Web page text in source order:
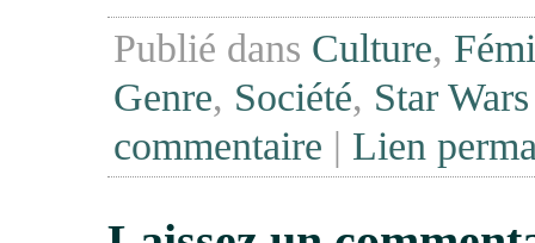
Publié dans Culture,
Genre, Société, Star Wars
commentaire | Lien